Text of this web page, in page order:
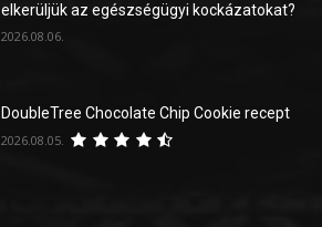
elkerüljük az egészségügyi kockázatokat?
2026.08.06.
DoubleTree Chocolate Chip Cookie recept
2026.08.05.